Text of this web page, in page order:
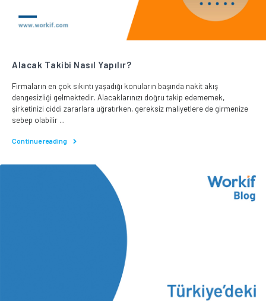
Alacak Takibi Nasıl Yapılır?
Firmaların en çok sıkıntı yaşadığı konuların başında nakit akış
dengesizliği gelmektedir. Alacaklarınızı doğru takip edememek,
şirketinizi ciddi zararlara uğratırken, gereksiz maliyetlere de girmenize
sebep olabilir ...
Continue reading